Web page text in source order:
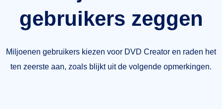
gebruikers zeggen
Miljoenen gebruikers kiezen voor DVD Creator en raden het
ten zeerste aan, zoals blijkt uit de volgende opmerkingen.